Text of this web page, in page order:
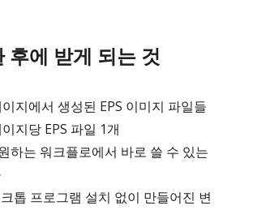
후에 받게 되는 것
지에서 생성된 EPS 이미지 파일들
지당 EPS 파일 1개
하는 워크플로에서 바로 쓸 수 있는
톱 프로그램 설치 없이 만들어진 변